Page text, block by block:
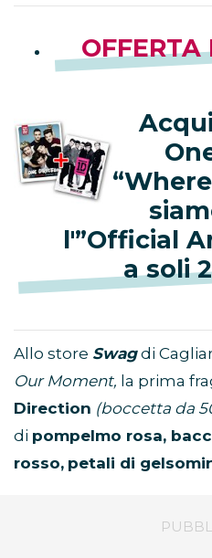
l'”Official
a soli
Allo store Swagdi
Our Moment, la prima
Direction (boccetta da
di pompelmo rosa,
rosso, petali di